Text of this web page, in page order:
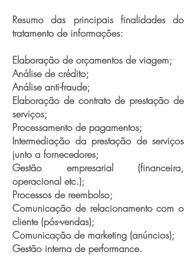
Resumo das principais finalidades do
tratamento de informações:
Elaboração de orçamentos de viagem;
Análise de crédito;
Análise anti-fraude;
Elaboração de contrato de prestação de
serviços;
Processamento de pagamentos;
Intermediação da prestação de serviços
junto a fornecedores;
Gestão empresarial (financeira,
operacional etc.);
Processos de reembolso;
Comunicação de relacionamento com o
cliente (pós-vendas);
Comunicação de marketing (anúncios);
Gestão interna de performance.